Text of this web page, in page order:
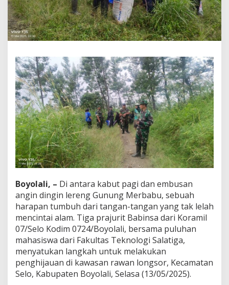
r
e
n
g
M
r
b
a
b
u
:
B
a
b
i
n
s
a
d
a
n
M
a
h
a
s
i
s
w
a
Boyolali, – Di antara kabut pagi dan embusan
angin dingin lereng Gunung Merbabu, sebuah
harapan tumbuh dari tangan-tangan yang tak lelah
mencintai alam. Tiga prajurit Babinsa dari Koramil
07/Selo Kodim 0724/Boyolali, bersama puluhan
mahasiswa dari Fakultas Teknologi Salatiga,
menyatukan langkah untuk melakukan
penghijauan di kawasan rawan longsor, Kecamatan
Selo, Kabupaten Boyolali, Selasa (13/05/2025).